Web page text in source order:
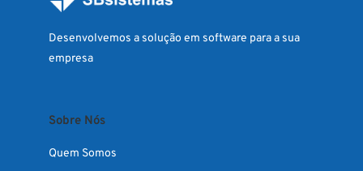
Desenvolvemos a solução em software para a sua
empresa
Sobre Nós
Quem Somos